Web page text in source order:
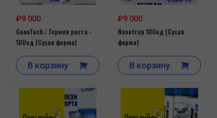
₽9 000
GenoTech / Гормон роста -
100ед (Сухая форма)
В корзину
₽9 000
Nanotrop 100ед (Сухая
форма)
В корзину